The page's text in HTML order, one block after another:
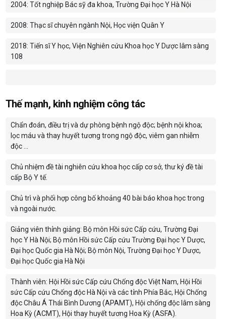
2004: Tốt nghiệp Bác sỹ đa khoa, Trường Đại học Y Hà Nội
2008: Thạc sĩ chuyên ngành Nội, Học viện Quân Y
2018: Tiến sĩ Y học, Viện Nghiên cứu Khoa học Y Dược lâm sàng
108
Thế mạnh, kinh nghiệm công tác
Chẩn đoán, điều trị và dự phòng bệnh ngộ độc; bệnh nội khoa;
lọc máu và thay huyết tương trong ngộ độc, viêm gan nhiễm
độc …
Chủ nhiệm đề tài nghiên cứu khoa học cấp cơ sở, thư ký đề tài
cấp Bộ Y tế.
Chủ trì và phối hợp công bố khoảng 40 bài báo khoa học trong
và ngoài nước.
Giảng viên thỉnh giảng: Bộ môn Hồi sức Cấp cứu, Trường Đại
học Y Hà Nội; Bộ môn Hồi sức Cấp cứu Trường Đại học Y Dược,
Đại học Quốc gia Hà Nội; Bộ môn Nội, Trường Đại học Y Dược,
Đại học Quốc gia Hà Nội
Thành viên: Hội Hồi sức Cấp cứu Chống độc Việt Nam, Hội Hồi
sức Cấp cứu Chống độc Hà Nội và các tỉnh Phía Bắc, Hội Chống
độc Châu Á Thái Bình Dương (APAMT), Hội chống độc lâm sàng
Hoa Kỳ (ACMT), Hội thay huyết tương Hoa Kỳ (ASFA).